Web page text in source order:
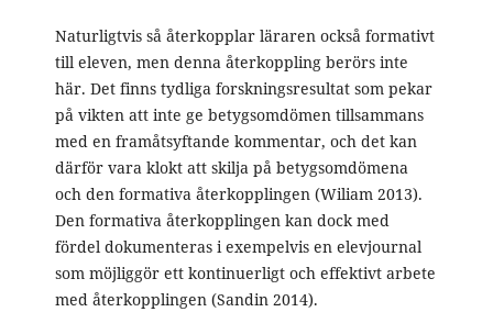
Naturligtvis så återkopplar läraren också formativt
till eleven, men denna återkoppling berörs inte
här. Det finns tydliga forskningsresultat som pekar
på vikten att inte ge betygsomdömen tillsammans
med en framåtsyftande kommentar, och det kan
därför vara klokt att skilja på betygsomdömena
och den formativa återkopplingen (Wiliam 2013).
Den formativa återkopplingen kan dock med
fördel dokumenteras i exempelvis en elevjournal
som möjliggör ett kontinuerligt och effektivt arbete
med återkopplingen (Sandin 2014).